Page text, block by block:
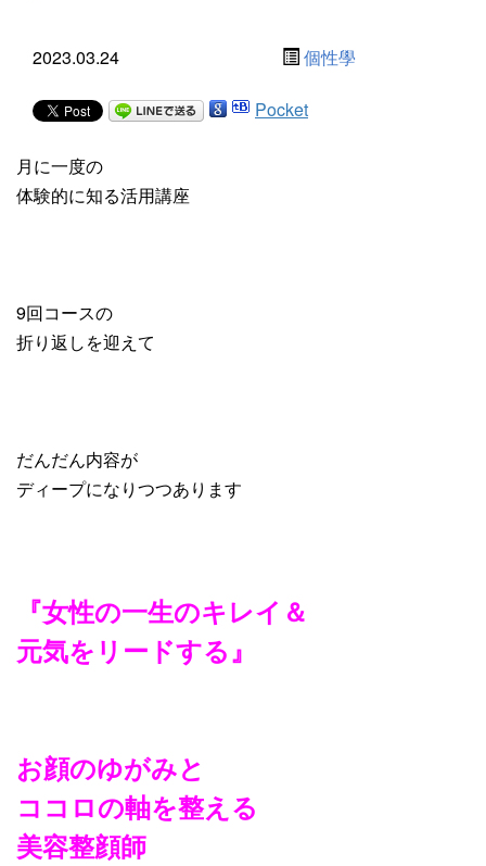
2023.03.24 個性學
Pocket
月に一度の
体験的に知る活用講座
9回コースの
折り返しを迎えて
だんだん内容が
ディープになりつつあります
『女性の一生のキレイ＆
元気をリードする』
お顔のゆがみと
ココロの軸を整える
美容整顔師